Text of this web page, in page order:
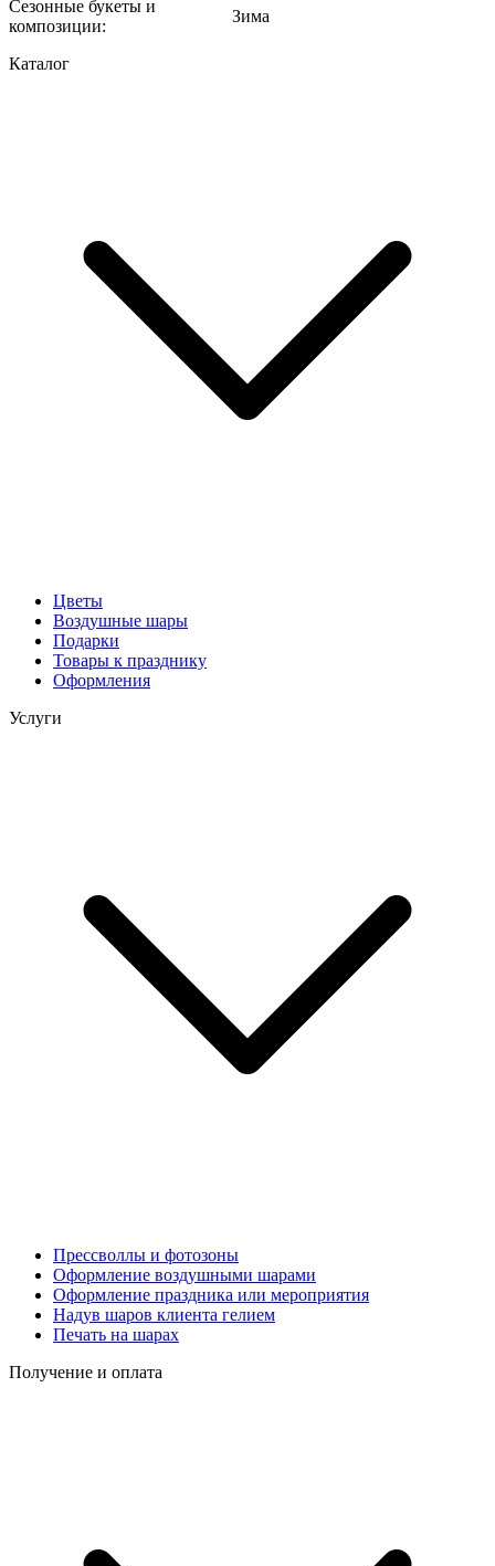
Сезонные букеты и
композиции:
Зима
Каталог
Цветы
Воздушные шары
Подарки
Товары к празднику
Оформления
Услуги
Прессволлы и фотозоны
Оформление воздушными шарами
Оформление праздника или мероприятия
Надув шаров клиента гелием
Печать на шарах
Получение и оплата